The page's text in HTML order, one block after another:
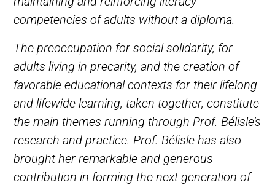
competencies of adults without a diploma.
The preoccupation for social solidarity, for
adults living in precarity, and the creation of
favorable educational contexts for their lifelong
and lifewide learning, taken together, constitute
the main themes running through Prof. Bélisle’s
research and practice. Prof. Bélisle has also
brought her remarkable and generous
contribution in forming the next generation of